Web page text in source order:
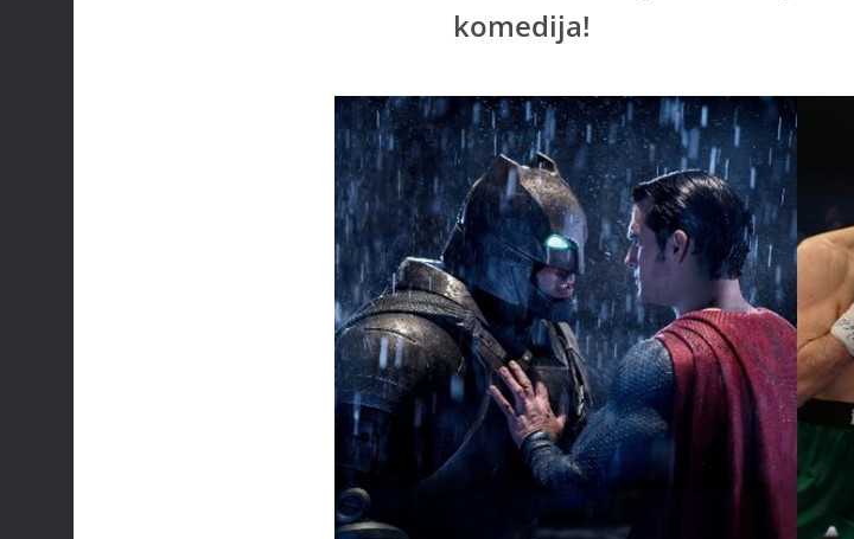
komedija!